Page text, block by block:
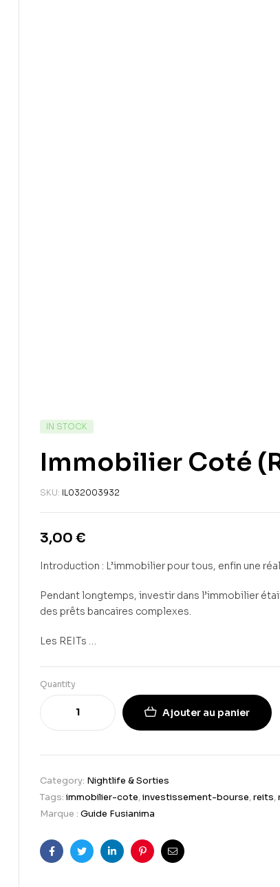
IN STOCK
Immobilier Coté
SKU: IL032003932
3,00 €
Introduction : L’immobilier pour tous, enfin une
Pendant longtemps, investir dans l’immobilier
des prêts bancaires complexes.
Les REITs …
Quantity
Ajouter au panier
Category: Nightlife & Sorties
Tags: immobilier-cote,investissement-bourse,reits,
Marque : Guide Fusianima
FacebookTwitterLinkedinPinterestEmail